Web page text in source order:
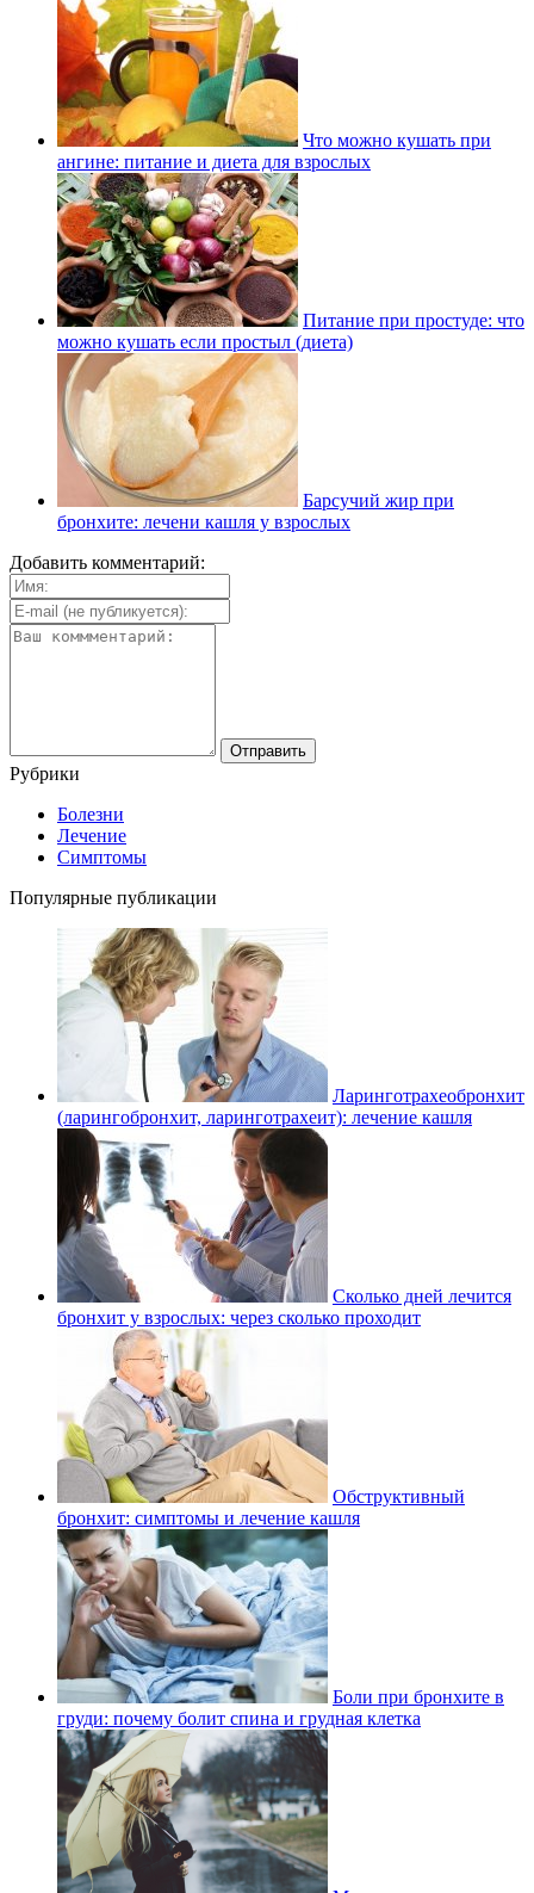
Что можно кушать при
ангине: питание и диета для взрослых
Питание при простуде: что
можно кушать если простыл (диета)
Барсучий жир при
бронхите: лечени кашля у взрослых
Добавить комментарий:
Рубрики
Болезни
Лечение
Симптомы
Популярные публикации
Ларинготрахеобронхит
(ларингобронхит, ларинготрахеит): лечение кашля
Сколько дней лечится
бронхит у взрослых: через сколько проходит
Обструктивный
бронхит: симптомы и лечение кашля
Боли при бронхите в
груди: почему болит спина и грудная клетка